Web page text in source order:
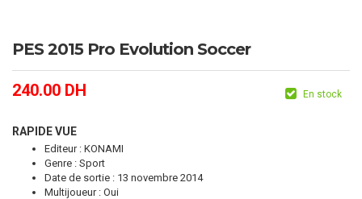
PES 2015 Pro Evolution Soccer
240.00 DH En stock
RAPIDE VUE
Editeur : KONAMI
Genre : Sport
Date de sortie : 13 novembre 2014
Multijoueur : Oui